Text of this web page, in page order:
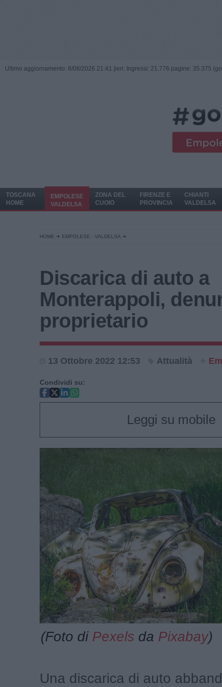
Ultimo aggiornamento: 8/08/2026 21:41 | ieri: Ingressi: 21.776 pagine: 35.375
TOSCANA
HOME
EMPOLESE
VALDELSA
ZONA DEL
CUOIO
FIRENZE E
PROVINCIA
CHIANTI
VALDELSA
HOME EMPOLESE - VALDELSA
Discarica di auto a
Monterappoli,
proprietario
13 Ottobre 2022 12:53 Attualità
Condividi su:
Leggi su mobile
(Foto di Pexels da Pixabay)
Una discarica di auto